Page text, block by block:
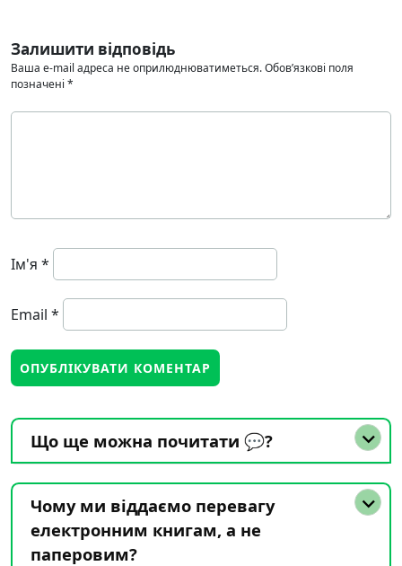
Залишити відповідь
Ваша e-mail адреса не оприлюднюватиметься.Обов’язкові поля
позначені *
Ім'я *
Email *
Що ще можна почитати 💬?
Чому ми віддаємо перевагу
електронним книгам, а не
паперовим?